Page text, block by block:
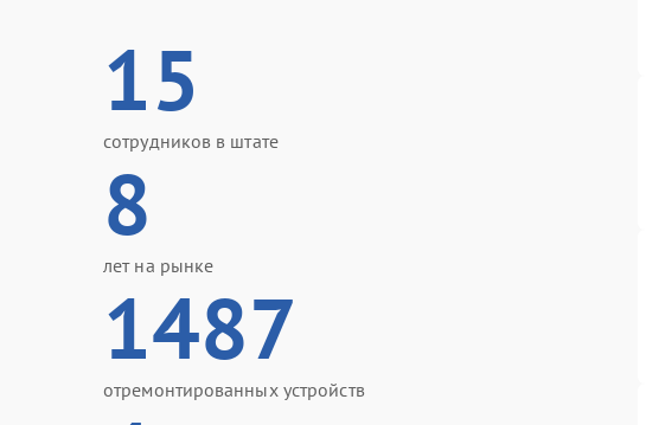
15
сотрудников в штате
8
лет на рынке
1487
отремонтированных устройств